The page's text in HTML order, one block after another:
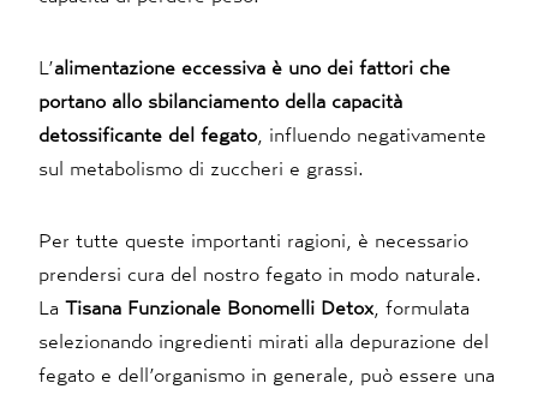
L’alimentazione eccessiva è uno dei fattori che
portano allo sbilanciamento della capacità
detossificante del fegato , influendo negativamente
sul metabolismo di zuccheri e grassi.
Per tutte queste importanti ragioni, è necessario
prendersi cura del nostro fegato in modo naturale.
La Tisana Funzionale Bonomelli Detox , formulata
selezionando ingredienti mirati alla depurazione del
fegato e dell’organismo in generale, può essere una